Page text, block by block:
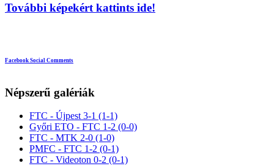
További képekért kattints ide!
Facebook Social Comments
Népszerű galériák
FTC - Újpest 3-1 (1-1)
Győri ETO - FTC 1-2 (0-0)
FTC - MTK 2-0 (1-0)
PMFC - FTC 1-2 (0-1)
FTC - Videoton 0-2 (0-1)